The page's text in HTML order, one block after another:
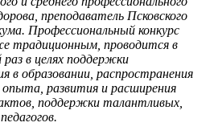
преподаватель Псковского
Профессиональный конкурс
традиционным, проводится в
в целях поддержки
в образовании, распространения
опыта, развития и расширения
поддержки талантливых,